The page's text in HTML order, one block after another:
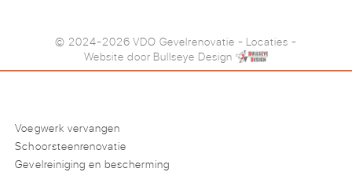
© 2024-2026 VDO Gevelrenovatie - Locaties -
Website door Bullseye Design
Voegwerk vervangen
Schoorsteenrenovatie
Gevelreiniging en bescherming